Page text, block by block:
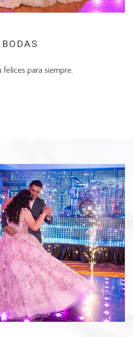
BODAS
felices para siempre.